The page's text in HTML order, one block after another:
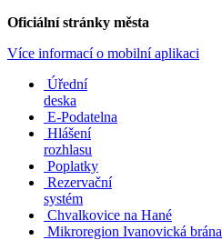
Oficiální stránky města
Více informací o mobilní aplikaci
Úřední
deska
E-Podatelna
Hlášení
rozhlasu
Poplatky
Rezervační
systém
Chvalkovice na Hané
Mikroregion Ivanovická brána